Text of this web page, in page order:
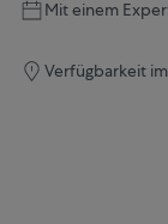
Mit einem
Verfügbarkeit